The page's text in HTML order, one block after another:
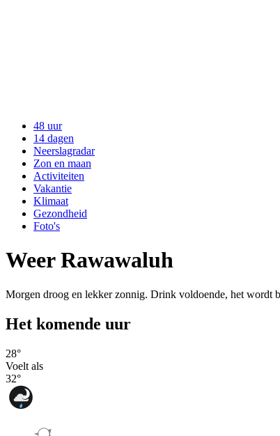
48 uur
14 dagen
Neerslagradar
Zon en maan
Activiteiten
Vakantie
Klimaat
Gezondheid
Foto's
Weer Rawawaluh
Morgen droog en lekker zonnig. Drink voldoende, het wordt
Het komende uur
28°
Voelt als
32°